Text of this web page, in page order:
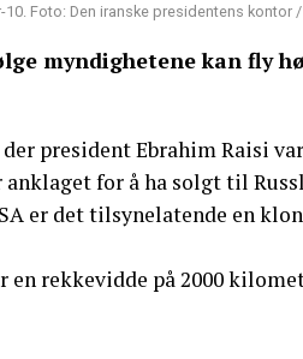
Foto: Den iranske presidentens kontor /
myndighetene kan fly
president Ebrahim Raisi
anklaget for å ha solgt til
er det tilsynelatende en
en rekkevidde på 2000